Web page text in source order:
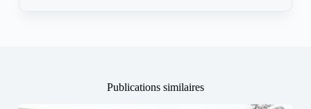
Publications similaires